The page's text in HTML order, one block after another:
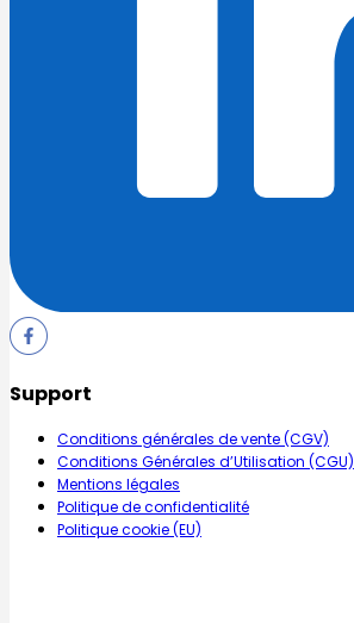
Support
Conditions générales de vente (CGV)
Conditions Générales d’Utilisation (CGU)
Mentions légales
Politique de confidentialité
Politique cookie (EU)